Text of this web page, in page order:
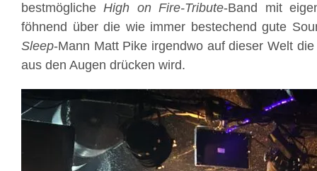
bestmöglicheHigh on Fire-Tribute-Band mit
föhnend über die wie immer bestechend gute
Sleep-Mann Matt Pike irgendwo auf dieser Welt
aus den Augen drücken wird.